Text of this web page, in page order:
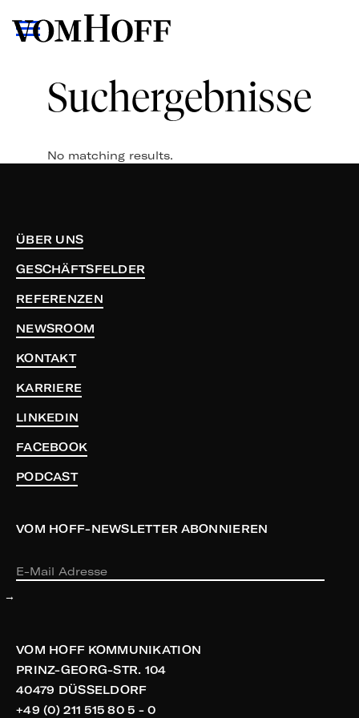
Suchergebnisse
No matching results.
ÜBER UNS
GESCHÄFTSFELDER
REFERENZEN
NEWSROOM
KONTAKT
KARRIERE
LINKEDIN
FACEBOOK
PODCAST
VOM HOFF-NEWSLETTER ABONNIEREN
VOM HOFF KOMMUNIKATION
PRINZ-GEORG-STR. 104
40479 DÜSSELDORF
+49 (0) 211 515 80 5 - 0